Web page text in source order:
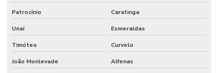
Tubo Galvanizado Nbr5580 Em Minas Gerais
Tubo Nylon
Válvula Borboleta Wafer 150lbs
Válvula De Esfera
Patrocínio Caratinga
Unaí Esmeraldas
Timóteo Curvelo
João Monlevade Alfenas